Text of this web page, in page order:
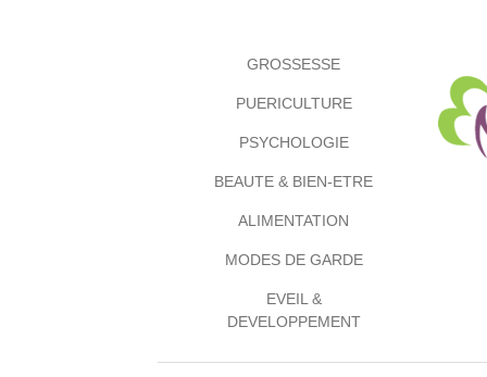
GROSSESSE
PUERICULTURE
PSYCHOLOGIE
BEAUTE & BIEN-ETRE
ALIMENTATION
MODES DE GARDE
EVEIL &
DEVELOPPEMENT